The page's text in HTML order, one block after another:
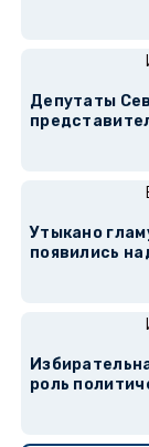
Депутаты
Утыкано
появились
роль